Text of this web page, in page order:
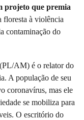
projeto que premia
floresta à violência
contaminação do
(PL/AM) é o relator do
A população de seu
coronavírus, mas ele
se mobiliza para
O escritório do